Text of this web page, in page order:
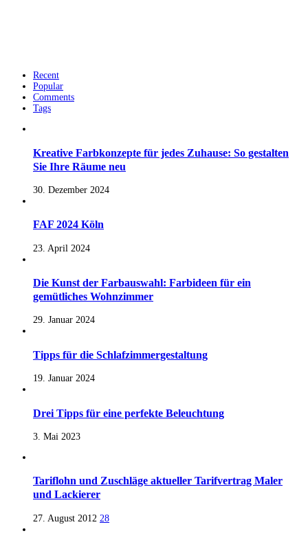
Recent
Popular
Comments
Tags
Kreative Farbkonzepte für jedes Zuhause: So gestalten
Sie Ihre Räume neu
30. Dezember 2024
FAF 2024 Köln
23. April 2024
Die Kunst der Farbauswahl: Farbideen für ein
gemütliches Wohnzimmer
29. Januar 2024
Tipps für die Schlafzimmergestaltung
19. Januar 2024
Drei Tipps für eine perfekte Beleuchtung
3. Mai 2023
Tariflohn und Zuschläge aktueller Tarifvertrag Maler
und Lackierer
27. August 2012 28